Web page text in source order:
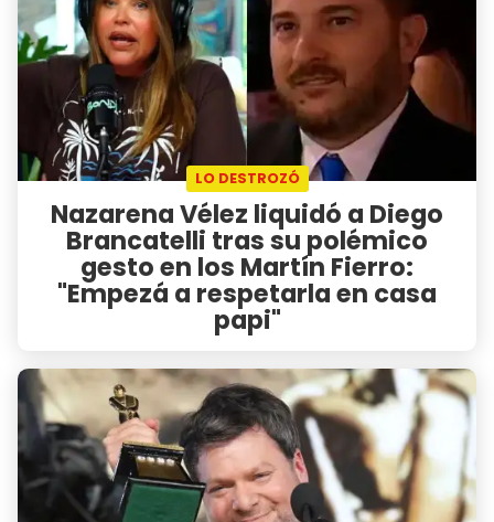
LO DESTROZÓ
Nazarena Vélez liquidó a Diego
Brancatelli tras su polémico
gesto en los Martín Fierro:
"Empezá a respetarla en casa
papi"